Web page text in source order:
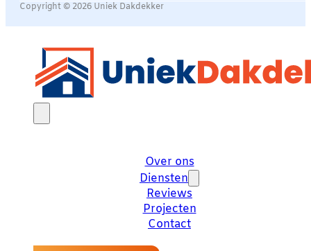
Copyright © 2026 Uniek Dakdekker
Over ons
Diensten
Reviews
Projecten
Contact